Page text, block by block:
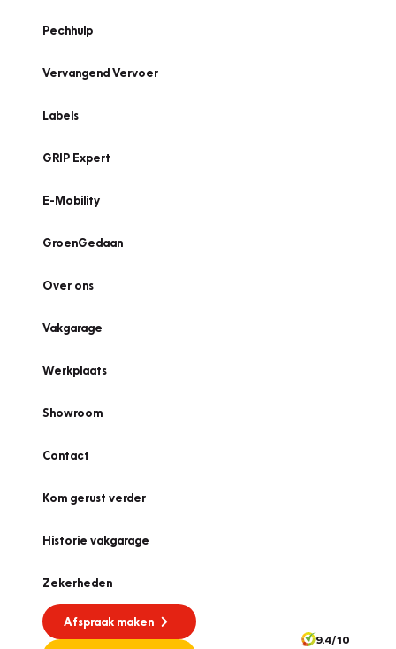
Pechhulp
Vervangend Vervoer
Labels
GRIP Expert
E-Mobility
GroenGedaan
Over ons
Vakgarage
Werkplaats
Showroom
Contact
Kom gerust verder
Historie vakgarage
Zekerheden
Afspraak maken
9.4/10